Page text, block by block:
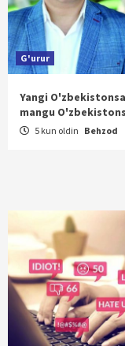
G'urur
Yangi
mangu
5 kun oldin Behzod